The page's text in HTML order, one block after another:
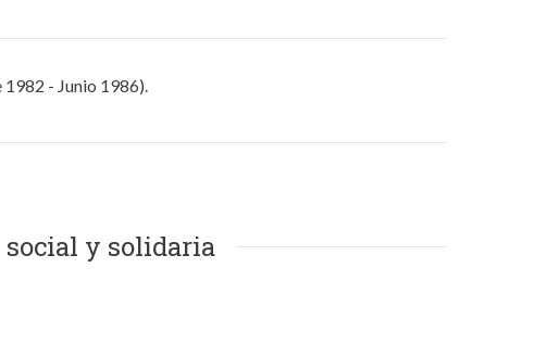
- Junio 1986).
social y solidaria